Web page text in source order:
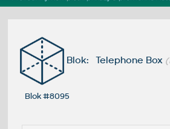
Blok: Telephone Box
Blok #8095